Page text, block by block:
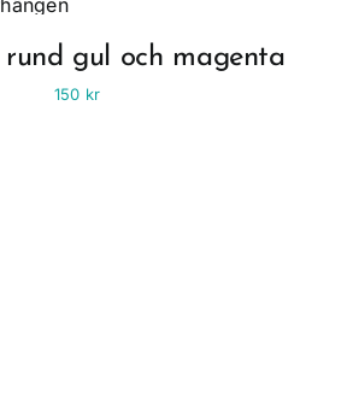
gul och magenta
150 kr